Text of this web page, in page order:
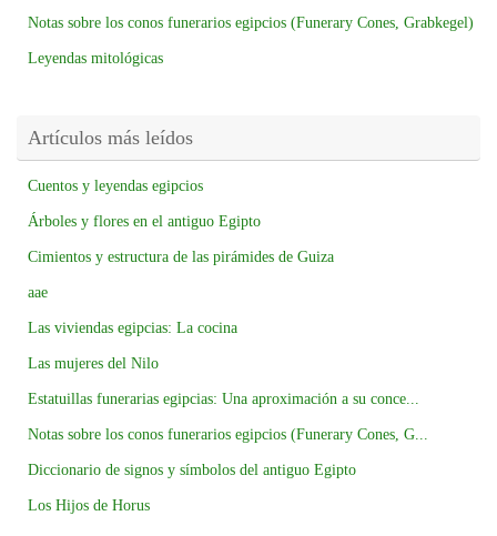
Notas sobre los conos funerarios egipcios (Funerary Cones, Grabkegel)
Leyendas mitológicas
Artículos más leídos
Cuentos y leyendas egipcios
Árboles y flores en el antiguo Egipto
Cimientos y estructura de las pirámides de Guiza
aae
Las viviendas egipcias: La cocina
Las mujeres del Nilo
Estatuillas funerarias egipcias: Una aproximación a su conce...
Notas sobre los conos funerarios egipcios (Funerary Cones, G...
Diccionario de signos y símbolos del antiguo Egipto
Los Hijos de Horus